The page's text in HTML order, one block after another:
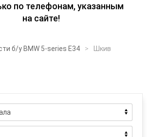
по телефонам, указанным
на сайте!
б/у BMW 5-series E34
Шкив